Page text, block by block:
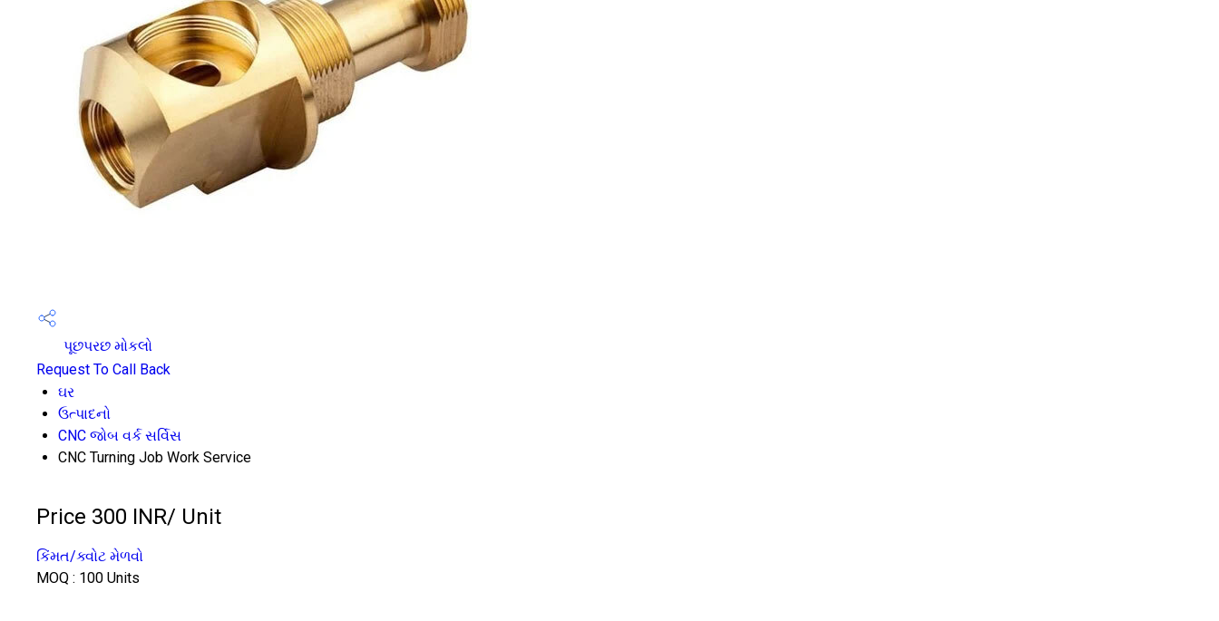
પૂછપરછ મોકલો
Request To Call Back
ઘર
ઉત્પાદનો
CNC જોબ વર્ક સર્વિસ
CNC Turning Job Work Service
Price 300 INR/ Unit
કિંમત/ક્વોટ મેળવો
MOQ : 100 Units